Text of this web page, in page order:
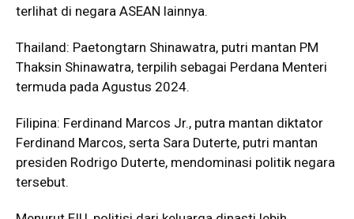
terlihat di negara ASEAN lainnya.
Thailand: Paetongtarn Shinawatra, putri mantan PM
Thaksin Shinawatra, terpilih sebagai Perdana Menteri
termuda pada Agustus 2024.
Filipina: Ferdinand Marcos Jr., putra mantan diktator
Ferdinand Marcos, serta Sara Duterte, putri mantan
presiden Rodrigo Duterte, mendominasi politik negara
tersebut.